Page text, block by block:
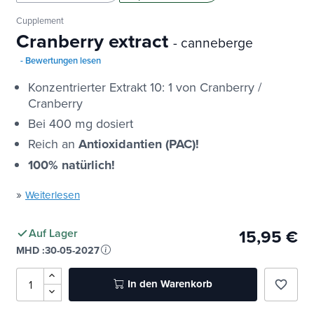
Cupplement
Cranberry extract - canneberge
- Bewertungen lesen
Konzentrierter Extrakt 10: 1 von Cranberry /
Cranberry
Bei 400 mg dosiert
Reich an Antioxidantien (PAC)!
100% natürlich!
» Weiterlesen
Auf Lager
MHD :30-05-2027
15,95 €
In den Warenkorb favorite_border